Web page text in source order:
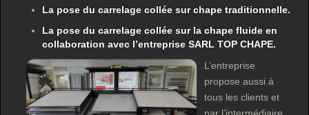
La pose du carrelage collée sur chape traditionnelle.
La pose du carrelage collée sur la chape fluide en
collaboration avec l’entreprise SARL TOP CHAPE.
L’entreprise
propose aussi à
tous les clients et